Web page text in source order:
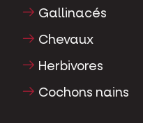
Gallinacés
Chevaux
Herbivores
Cochons nains